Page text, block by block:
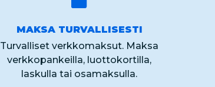
MAKSA TURVALLISESTI
Turvalliset verkkomaksut. Maksa
verkkopankeilla, luottokortilla,
laskulla tai osamaksulla.